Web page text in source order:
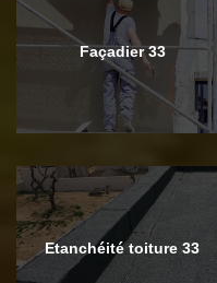
Façadier 33
Etanchéité toiture 33